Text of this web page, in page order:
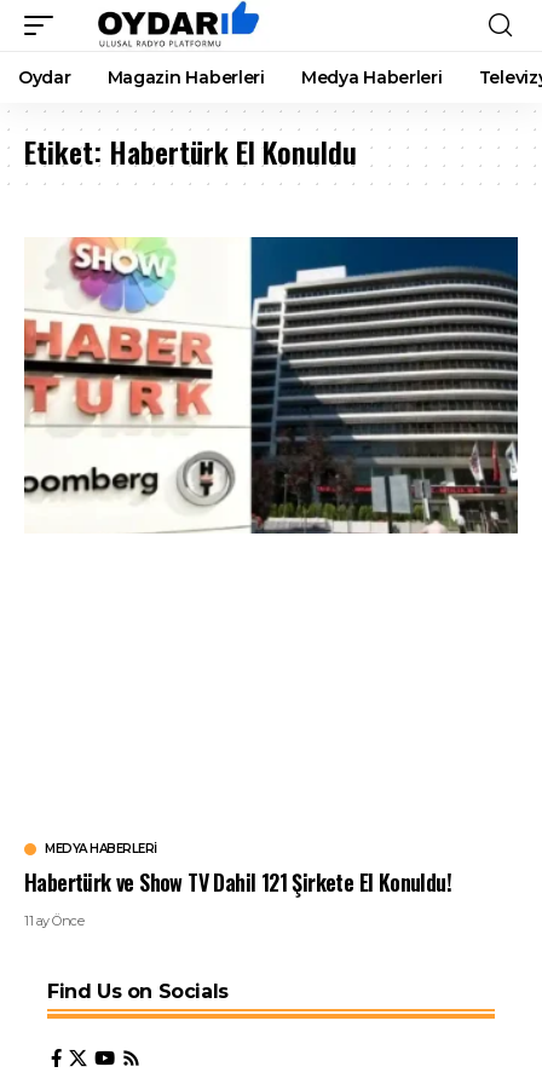
Oydar Magazin Haberleri Medya Haberleri
Etiket: Habertürk El Konuldu
MEDYA HABERLERI
Habertürk ve Show TV Dahil 121 Şirkete El Konuldu!
11 ay Önce
Find Us on Socials